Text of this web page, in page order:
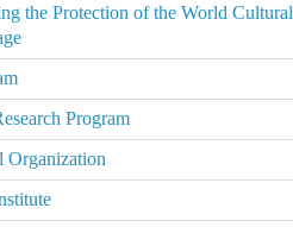
the Protection of the World Cultural
Program
Organization